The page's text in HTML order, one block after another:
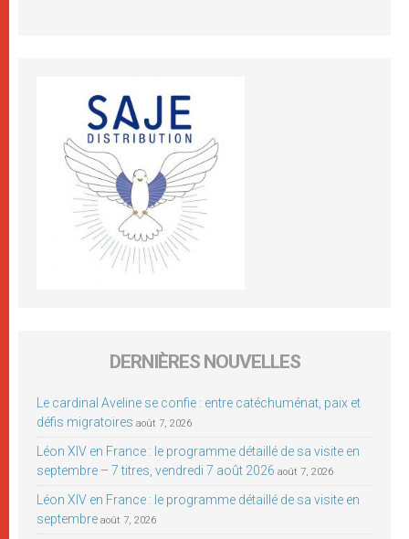
DERNIÈRES NOUVELLES
Le cardinal Aveline se confie : entre catéchuménat, paix et
défis migratoires août 7, 2026
Léon XIV en France : le programme détaillé de sa visite en
septembre – 7 titres, vendredi 7 août 2026 août 7, 2026
Léon XIV en France : le programme détaillé de sa visite en
septembre août 7, 2026